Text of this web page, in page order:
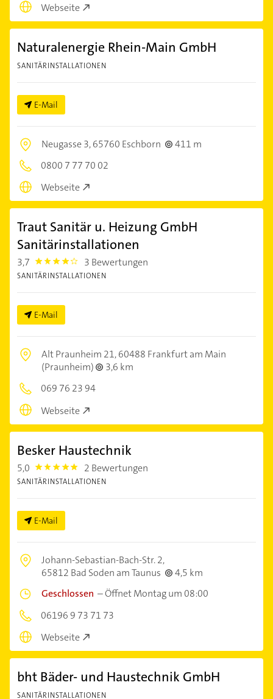
Webseite
Naturalenergie Rhein-Main GmbH
SANITÄRINSTALLATIONEN
E-Mail
Neugasse 3,65760 Eschborn
411 m
0800 7 77 70 02
Webseite
Traut Sanitär u. Heizung GmbH
Sanitärinstallationen
3,7 3.7 3 Bewertungen
SANITÄRINSTALLATIONEN
E-Mail
Alt Praunheim 21,60488 Frankfurt am Main
(Praunheim)
3,6 km
069 76 23 94
Webseite
Besker Haustechnik
5,0 5.0 2 Bewertungen
SANITÄRINSTALLATIONEN
E-Mail
Johann-Sebastian-Bach-Str. 2,
65812 Bad Soden am Taunus
4,5 km
Geschlossen –Öffnet Montag um 08:00
06196 9 73 71 73
Webseite
bht Bäder- und Haustechnik GmbH
SANITÄRINSTALLATIONEN